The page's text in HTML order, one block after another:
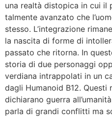
una realtà distopica in cui il
talmente avanzato che
stesso. L’integrazione
la nascita di forme di
passato che ritorna. In
storia di due personaggi
verdiana intrappolati in un
dagli Humanoid B12.
dichiarano guerra
parla di grandi conflitti ma